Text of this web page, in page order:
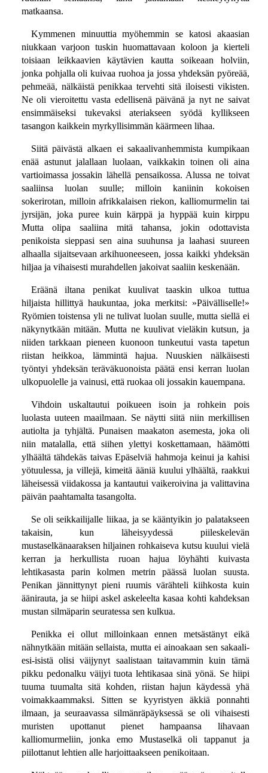
matkaansa.
Kymmenen minuuttia myöhemmin se katosi akaasian
niukkaan varjoon tuskin huomattavaan koloon ja kierteli
toisiaan leikkaavien käytävien kautta soikeaan holviin,
jonka pohjalla oli kuivaa ruohoa ja jossa yhdeksän pyöreää,
pehmeää, nälkäistä penikkaa tervehti sitä iloisesti vikisten.
Ne oli vieroitettu vasta edellisenä päivänä ja nyt ne saivat
ensimmäiseksi tukevaksi ateriakseen syödä kyllikseen
tasangon kaikkein myrkyllisimmän käärmeen lihaa.
Siitä päivästä alkaen ei sakaalivanhemmista kumpikaan
enää astunut jalallaan luolaan, vaikkakin toinen oli aina
vartioimassa jossakin lähellä pensaikossa. Alussa ne toivat
saaliinsa luolan suulle; milloin kaniinin kokoisen
sokerirotan, milloin afrikkalaisen riekon, kalliomurmelin tai
jyrsijän, joka puree kuin kärppä ja hyppää kuin kirppu
Mutta olipa saaliina mitä tahansa, jokin odottavista
penikoista sieppasi sen aina suuhunsa ja laahasi suureen
alhaalla sijaitsevaan arkihuoneeseen, jossa kaikki yhdeksän
hiljaa ja vihaisesti murahdellen jakoivat saaliin keskenään.
Eräänä iltana penikat kuulivat taaskin ulkoa tuttua
hiljaista hillittyä haukuntaa, joka merkitsi: »Päivälliselle!»
Ryömien toistensa yli ne tulivat luolan suulle, mutta siellä ei
näkynytkään mitään. Mutta ne kuulivat vieläkin kutsun, ja
niiden tarkkaan pieneen kuonoon tunkeutui vasta tapetun
riistan heikkoa, lämmintä hajua. Nuuskien nälkäisesti
työntyi yhdeksän teräväkuonoista päätä ensi kerran luolan
ulkopuolelle ja vainusi, että ruokaa oli jossakin kauempana.
Vihdoin uskaltautui poikueen isoin ja rohkein pois
luolasta uuteen maailmaan. Se näytti siitä niin merkillisen
autiolta ja tyhjältä. Punaisen maakaton asemesta, joka oli
niin matalalla, että siihen ylettyi koskettamaan, häämötti
ylhäältä tähdekäs taivas Epäselviä hahmoja keinui ja kahisi
yötuulessa, ja villejä, kimeitä ääniä kuului ylhäältä, raakkui
läheisessä viidakossa ja kantautui vaikeroivina ja valittavina
päivän paahtamalta tasangolta.
Se oli seikkailijalle liikaa, ja se kääntyikin jo palatakseen
takaisin, kun läheisyydessä piileskelevän
mustaselkänaaraksen hiljainen rohkaiseva kutsu kuului vielä
kerran ja herkullista ruoan hajua löyhähti kuivasta
lehtikasasta parin kolmen metrin päässä luolan suusta.
Penikan jännittynyt pieni ruumis värähteli kiihkosta kuin
äänirauta, ja se hiipi askel askeleelta kasaa kohti kahdeksan
mustan silmäparin seuratessa sen kulkua.
Penikka ei ollut milloinkaan ennen metsästänyt eikä
nähnytkään mitään sellaista, mutta ei ainoakaan sen sakaali-
esi-isistä olisi väijynyt saalistaan taitavammin kuin tämä
pikku pedonalku väijyi tuota lehtikasaa sinä yönä. Se hiipi
tuuma tuumalta sitä kohden, riistan hajun käydessä yhä
voimakkaammaksi. Sitten se kyyristyen äkkiä ponnahti
ilmaan, ja seuraavassa silmänräpäyksessä se oli vihaisesti
muristen upottanut pienet hampaansa lihavaan
kalliomurmeliin, jonka emo Mustaselkä oli tappanut ja
piilottanut lehtien alle harjoittaakseen penikoitaan.